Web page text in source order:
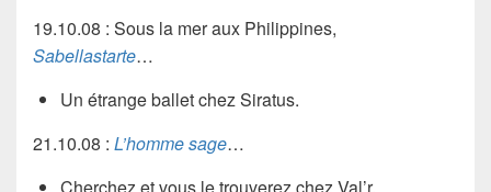
19.10.08 : Sous la mer aux Philippines,
Sabellastarte…
Un étrange ballet chezSiratus.
21.10.08 : L’homme sage…